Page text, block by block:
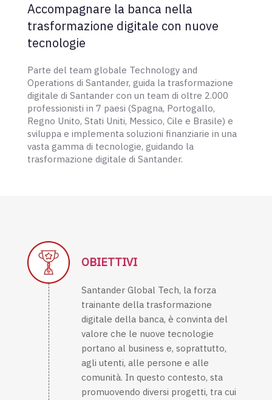
Accompagnare la banca nella
trasformazione digitale con nuove
tecnologie
Parte del team globale Technology and
Operations di Santander, guida la trasformazione
digitale di Santander con un team di oltre 2.000
professionisti in 7 paesi (Spagna, Portogallo,
Regno Unito, Stati Uniti, Messico, Cile e Brasile) e
sviluppa e implementa soluzioni finanziarie in una
vasta gamma di tecnologie, guidando la
trasformazione digitale di Santander.
OBIETTIVI
Santander Global Tech, la forza
trainante della trasformazione
digitale della banca, è convinta del
valore che le nuove tecnologie
portano al business e, soprattutto,
agli utenti, alle persone e alle
comunità. In questo contesto, sta
promuovendo diversi progetti, tra cui